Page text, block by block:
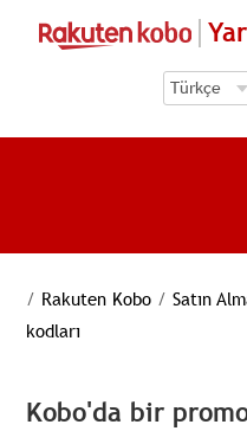
/ Rakuten Kobo / Satın
kodları
Kobo'da bir